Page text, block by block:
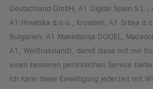
Deutschland GmbH; A1 Digital Spain
A1 Hrvatska d.o.o., Kroatien; A1 Srbija
Bulgarien; A1 Makedonija DOOEL,
A1, Weißrussland), damit diese mit mir
einen besseren persönlichen Service
Ich kann diese Einwilligung jederzeit mit